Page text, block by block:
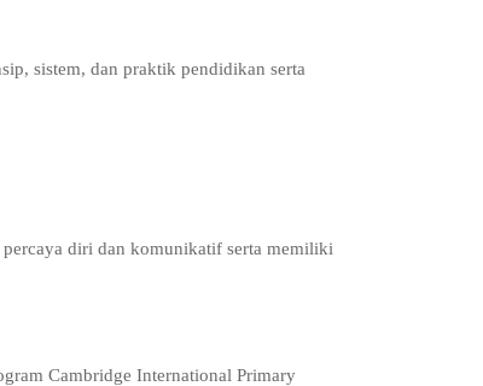
sistem, dan praktik pendidikan serta
diri dan komunikatif serta memiliki
Cambridge International Primary